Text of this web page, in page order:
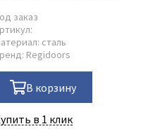
заказ
сталь
Regidoors
В корзину
в 1 клик